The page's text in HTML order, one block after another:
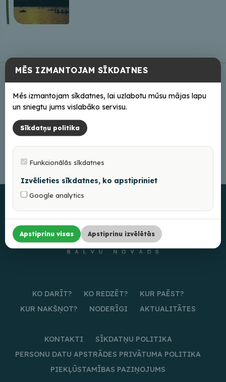
KO DARĪT? KO REDZĒT?
KUR PAĒST?
KUR NAKŠŅOT?
NODERĪGI AKTUALITĀTES
KONTAKTI
SĪKDATŅU POLITIKA
PERSONU DATU APSTRĀDES PRIVĀTUMA POLITIKA
PIEKĻŪSTAMĪBAS PAZIŅOJUMS
MĒS IZMANTOJAM SĪKDATNES
Mēs izmantojam sīkdatnes, lai uzlabotu mūsu mājas lapu
un sniegtu jums vislabāko servisu.
Sīkdatņu politika
Funkcionālās sīkdatnes
Izvēlieties sīkdatnes, ko apstipriniet
Google analytics
Apstiprinu visas Apstiprinu izvēlētās